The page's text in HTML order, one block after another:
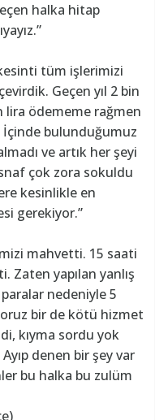
halka hitap
tüm işlerimizi
Geçen yıl 2 bin
lira ödememe rağmen
İçinde bulunduğumuz
ve artık her şeyi
çok zora sokuldu
kesinlikle en
gerekiyor.”
mahvetti. 15 saati
Zaten yapılan yanlış
nedeniyle 5
bir de kötü hizmet
kıyma sordu yok
denen bir şey var
bu halka bu zulüm